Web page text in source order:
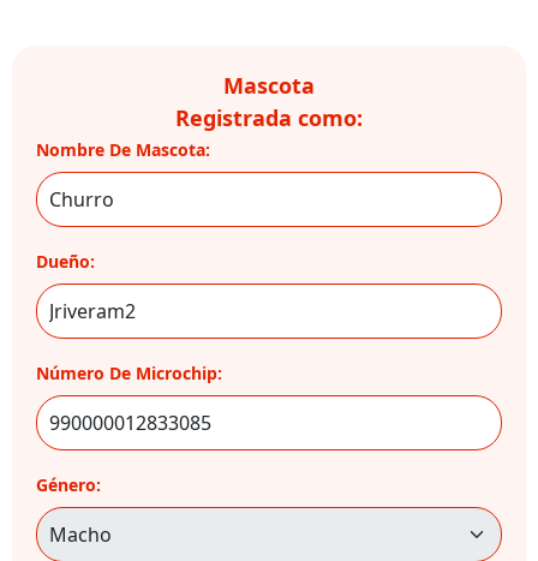
Mascota
Registrada como:
Nombre De Mascota:
Dueño:
Número De Microchip:
Género: